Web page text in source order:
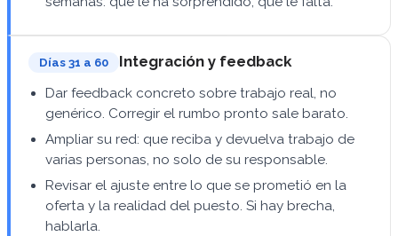
Días 31 a 60 Integración y feedback
Dar feedback concreto sobre trabajo real, no
genérico. Corregir el rumbo pronto sale barato.
Ampliar su red: que reciba y devuelva trabajo de
varias personas, no solo de su responsable.
Revisar el ajuste entre lo que se prometió en la
oferta y la realidad del puesto. Si hay brecha,
hablarla.